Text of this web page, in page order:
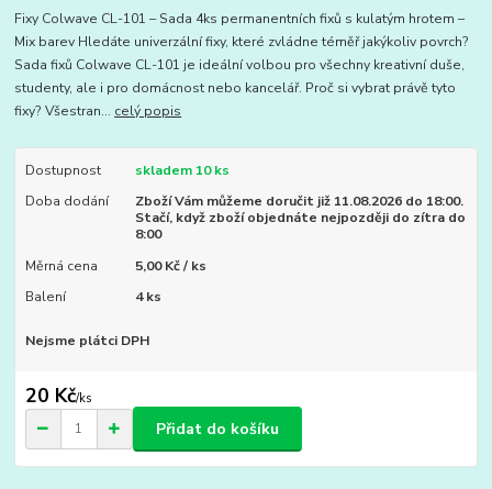
Fixy Colwave CL-101 – Sada 4ks permanentních fixů s kulatým hrotem –
Mix barev Hledáte univerzální fixy, které zvládne téměř jakýkoliv povrch?
Sada fixů Colwave CL-101 je ideální volbou pro všechny kreativní duše,
studenty, ale i pro domácnost nebo kancelář. Proč si vybrat právě tyto
fixy? Všestran... celý popis
Dostupnost
skladem 10 ks
Doba dodání
Zboží Vám můžeme doručit již 11.08.2026 do 18:00.
Stačí, když zboží objednáte nejpozději do zítra do
8:00
Měrná cena
5,00 Kč / ks
Balení
4 ks
Nejsme plátci DPH
20 Kč/ks
Přidat do košíku